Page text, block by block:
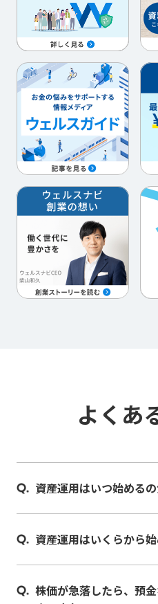
よくあ
資産運用はいつ始める
資産運用はいくらから
株価が急落したら、預